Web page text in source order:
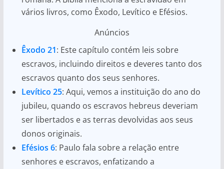
vários livros, como Êxodo, Levítico e Efésios.
Anúncios
Êxodo 21: Este capítulo contém leis sobre
escravos, incluindo direitos e deveres tanto dos
escravos quanto dos seus senhores.
Levítico 25: Aqui, vemos a instituição do ano do
jubileu, quando os escravos hebreus deveriam
ser libertados e as terras devolvidas aos seus
donos originais.
Efésios 6: Paulo fala sobre a relação entre
senhores e escravos, enfatizando a